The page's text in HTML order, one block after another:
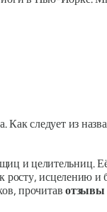
следует из
и целительниц.
росту,
прочитавотзывы